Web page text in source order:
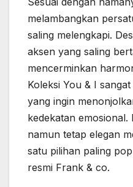
melambangkan
saling melengkapi.
aksen yang saling
mencerminkan
Koleksi You & I
yang ingin
kedekatan
namun tetap elegan
satu pilihan paling
resmi Frank & co.